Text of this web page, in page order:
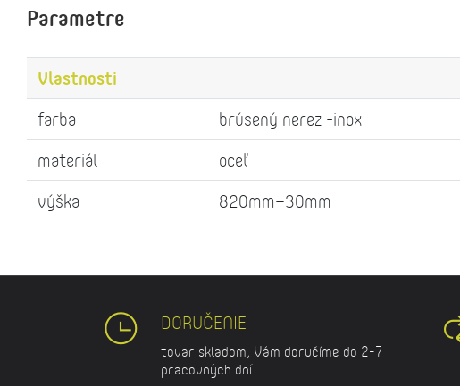
Parametre
Vlastnosti
farba
brúsený nerez -inox
materiál
oceľ
výška
820mm+30mm
DORUČENIE
tovar skladom, Vám doručíme do 2-7
pracovných dní